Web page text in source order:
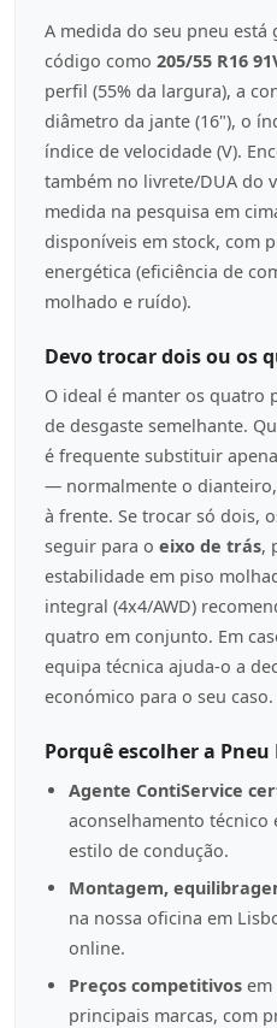
A medida do seu pneu
código como 205/55 R16
perfil (55% da largura), a
diâmetro da jante (16"), o
índice de velocidade (V).
também no livrete/DUA do
medida na pesquisa em
disponíveis em stock, com
energética (eficiência de
molhado e ruído).
Devo trocar dois ou os
O ideal é manter os quatro
de desgaste semelhante.
é frequente substituir
— normalmente o
à frente. Se trocar só dois,
seguir para o eixo de trás,
estabilidade em piso
integral (4x4/AWD)
quatro em conjunto. Em
equipa técnica ajuda-o a
económico para o seu caso.
Porquê escolher a Pneu
Agente ContiService
aconselhamento técnico
estilo de condução.
Montagem,
na nossa oficina em
online.
Preços competitivos em
principais marcas, com